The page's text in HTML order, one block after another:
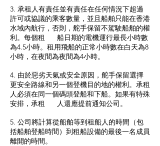
3. 承租人有責任並有責任在任何情況下超過
許可或協議的乘客數量，並且船舶只能在香港
水域內航行，否則，舵手保留不駕駛船舶的權
利。每個租 船日期的電機運行最長小時數
為4.5小時。租用飛船的正常小時數在白天為8
小時，在夜間為夜間為4小時。
4. 由於惡劣天氣或安全原因，舵手保留選擇
更安全路線和另一個登機目的地的權利。承租
人必須在同一個碼頭登船和下船。如果有特殊
安排，承租 人還應提前通知公司。
5. 公司將計算從船舶等到租船人的時間（包
括船舶登船時間）到租船設備的最後一名成員
離開的時間。